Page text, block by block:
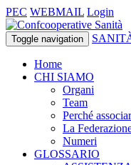
PEC WEBMAIL Login
Toggle navigation
Home
CHI SIAMO
Organi
Team
Perché
La
Numeri
GLOSSARIO